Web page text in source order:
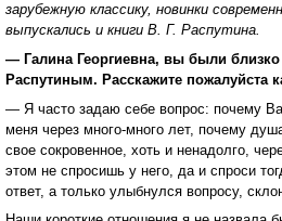
зарубежную классику, новинки
выпускались и книги В. Г. Распутина.
— Галина Георгиевна, вы были
Распутиным. Расскажите пожалуйста
— Я часто задаю себе вопрос: почему
меня через много-много лет, почему
свое сокровенное, хоть и ненадолго,
этом не спросишь у него, да и спроси
ответ, а только улыбнулся вопросу,